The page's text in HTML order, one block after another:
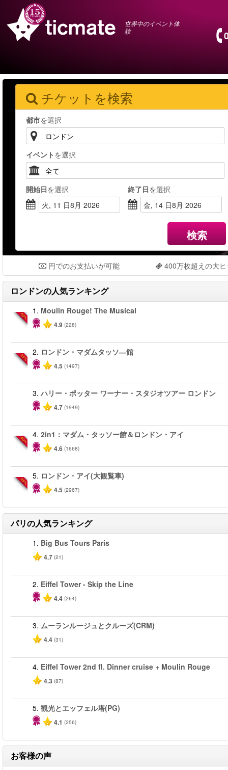
世界中のイベント体
験
チケットを検索
30以上の都市＆4000以上の選択肢
都市を選択
イベント を選択
開始日を選択
火, 11 日8月 2026
終了日を選択
金, 14 日8月 2026
検索
円でのお支払いが可能 400万枚超えの大
ロンドンの人気ランキング
-50%
1. Moulin Rouge! The Musical
4.9 (228)
-25%
2. ロンドン・マダムタッソ―館
4.5 (1497)
3. ハリー・ポッター ワーナー・スタジオツアー ロンドン
4.7 (1949)
-40%
4. 2in1：マダム・タッソー館＆ロンドン・アイ
4.6 (1668)
-25%
5. ロンドン・アイ(大観覧車)
4.5 (2967)
パリの人気ランキング
1. Big Bus Tours Paris
4.7 (21)
2. Eiffel Tower - Skip the Line
4.4 (264)
3. ムーランルージュとクルーズ(CRM)
4.4 (31)
4. Eiffel Tower 2nd fl. Dinner cruise + Moulin Rouge
4.3 (87)
5. 観光とエッフェル塔(PG)
4.1 (256)
お客様の声